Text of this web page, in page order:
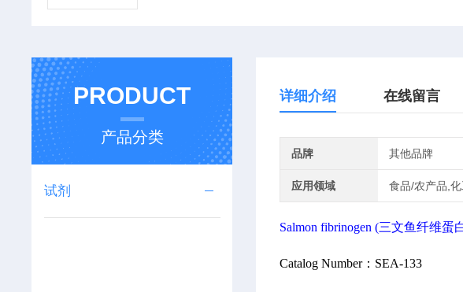
PRODUCT
产品分类
试剂
详细介绍 在线留言
品牌 其他品牌
应用领域 食品/农产品,
Salmon fibrinogen (三文鱼纤维蛋
Catalog Number：SEA-133